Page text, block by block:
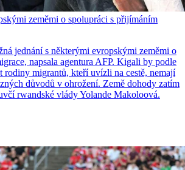
zeměmi o spolupráci s přijímáním
jednání s některými evropskými zeměmi o
napsala agentura AFP. Kigali by podle
rodiny migrantů, kteří uvízli na cestě, nemají
důvodů v ohrožení. Země dohody zatím
rwandské vlády Yolande Makoloová.